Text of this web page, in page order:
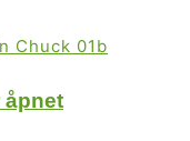
åpnet